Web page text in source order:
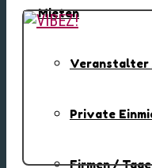
Mieten
Veranstalter
Private
Firmen /